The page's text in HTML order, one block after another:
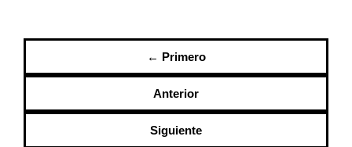
← Primero
Anterior
Siguiente